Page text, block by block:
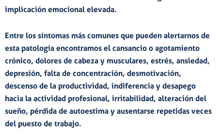
implicación emocional elevada.
Entre los síntomas más comunes que pueden alertarnos de
esta patología encontramos el cansancio o agotamiento
crónico, dolores de cabeza y musculares, estrés, ansiedad,
depresión, falta de concentración, desmotivación,
descenso de la productividad, indiferencia y desapego
hacia la actividad profesional, irritabilidad, alteración del
sueño, pérdida de autoestima y ausentarse repetidas veces
del puesto de trabajo.